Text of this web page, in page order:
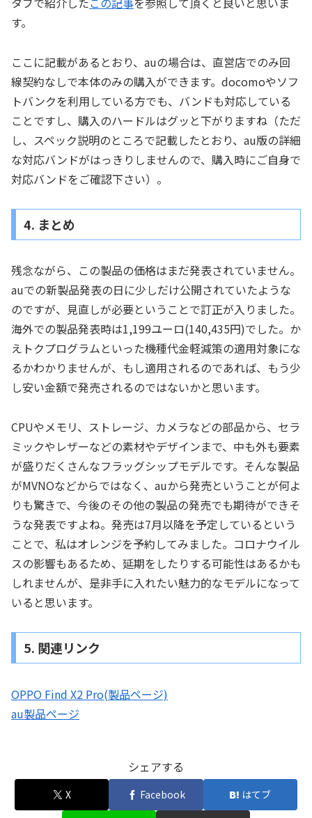
す。
ここに記載があるとおり、auの場合は、直営店でのみ回
線契約なしで本体のみの購入ができます。docomoやソフ
トバンクを利用している方でも、バンドも対応している
ことですし、購入のハードルはグッと下がりますね（ただ
し、スペック説明のところで記載したとおり、au版の詳細
な対応バンドがはっきりしませんので、購入時にご自身で
対応バンドをご確認下さい）。
4. まとめ
残念ながら、この製品の価格はまだ発表されていません。
auでの新製品発表の日に少しだけ公開されていたような
のですが、見直しが必要ということで訂正が入りました。
海外での製品発表時は1,199ユーロ(140,435円)でした。か
えトクプログラムといった機種代金軽減策の適用対象にな
るかわかりませんが、もし適用されるのであれば、もう少
し安い金額で発売されるのではないかと思います。
CPUやメモリ、ストレージ、カメラなどの部品から、セラ
ミックやレザーなどの素材やデザインまで、中も外も要素
が盛りだくさんなフラッグシップモデルです。そんな製品
がMVNOなどからではなく、auから発売ということが何よ
りも驚きで、今後のその他の製品の発売でも期待ができそ
うな発表ですよね。発売は7月以降を予定しているという
ことで、私はオレンジを予約してみました。コロナウイル
スの影響もあるため、延期をしたりする可能性はあるかも
しれませんが、是非手に入れたい魅力的なモデルになって
いると思います。
5. 関連リンク
OPPO Find X2 Pro(製品ページ)
au製品ページ
シェアする
X Facebook はてブ